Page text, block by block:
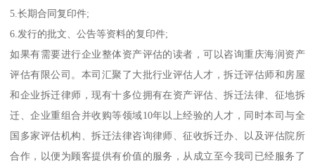
5.长期合同复印件;
6.发行的批文、公告等资料的复印件;
如果有需要进行企业整体资产评估的读者，可以咨询重庆海润资产
评估有限公司。本司汇聚了大批行业评估人才，拆迁评估师和房屋
和企业拆迁律师，现有十多位拥有在资产评估、拆迁法律、征地拆
迁、企业重组合并收购等领域10年以上经验的人才，同时本司与全
国多家评估机构、拆迁法律咨询律师、征收拆迁办、以及评估院所
合作，以便为顾客提供有价值的服务，从成立至今我司已经服务了